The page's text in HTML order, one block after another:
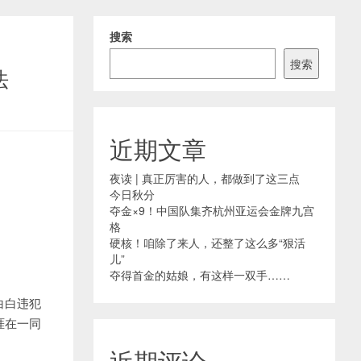
白违犯
在一同
搜索
搜索
近期文章
夜读 | 真正厉害的人，都做到了这三点
今日秋分
夺金×9！中国队集齐杭州亚运会金牌九宫
格
硬核！咱除了来人，还整了这么多“狠活
儿”
夺得首金的姑娘，有这样一双手……